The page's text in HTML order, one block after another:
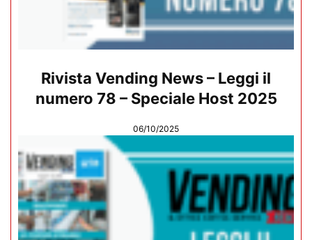
Rivista Vending News – Leggi il
numero 78 – Speciale Host 2025
06/10/2025